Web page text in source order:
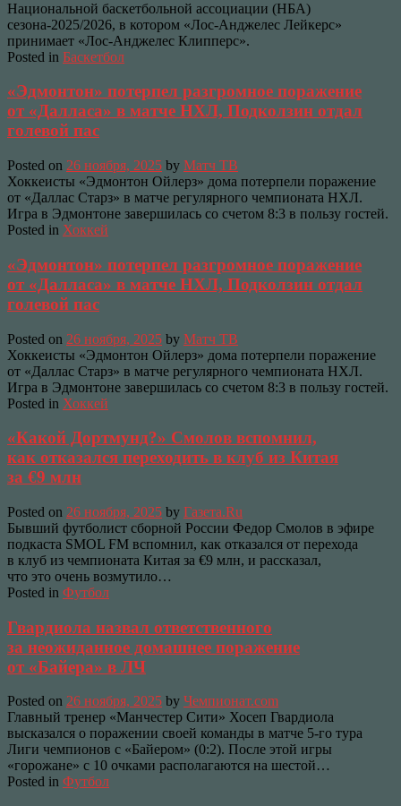
Национальной баскетбольной ассоциации (НБА)
сезона-2025/2026, в котором «Лос-Анджелес Лейкерс»
принимает «Лос-Анджелес Клипперс».
Posted in Баскетбол
«Эдмонтон» потерпел разгромное поражение
от «Далласа» в матче НХЛ, Подколзин отдал
голевой пас
Posted on 26 ноября, 2025 by Матч ТВ
Хоккеисты «Эдмонтон Ойлерз» дома потерпели поражение
от «Даллас Старз» в матче регулярного чемпионата НХЛ.
Игра в Эдмонтоне завершилась со счетом 8:3 в пользу гостей.
Posted in Хоккей
«Эдмонтон» потерпел разгромное поражение
от «Далласа» в матче НХЛ, Подколзин отдал
голевой пас
Posted on 26 ноября, 2025 by Матч ТВ
Хоккеисты «Эдмонтон Ойлерз» дома потерпели поражение
от «Даллас Старз» в матче регулярного чемпионата НХЛ.
Игра в Эдмонтоне завершилась со счетом 8:3 в пользу гостей.
Posted in Хоккей
«Какой Дортмунд?» Смолов вспомнил,
как отказался переходить в клуб из Китая
за €9 млн
Posted on 26 ноября, 2025 by Газета.Ru
Бывший футболист сборной России Федор Смолов в эфире
подкаста SMOL FM вспомнил, как отказался от перехода
в клуб из чемпионата Китая за €9 млн, и рассказал,
что это очень возмутило…
Posted in Футбол
Гвардиола назвал ответственного
за неожиданное домашнее поражение
от «Байера» в ЛЧ
Posted on 26 ноября, 2025 by Чемпионат.com
Главный тренер «Манчестер Сити» Хосеп Гвардиола
высказался о поражении своей команды в матче 5-го тура
Лиги чемпионов с «Байером» (0:2). После этой игры
«горожане» с 10 очками располагаются на шестой…
Posted in Футбол